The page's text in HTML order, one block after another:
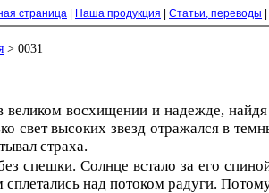
страница Наша продукция Статьи, переводы
> 0031
восхищении и надежде,
свет высоких звезд отражался в
страха.
спешки. Солнце встало за его
над потоком радуги.